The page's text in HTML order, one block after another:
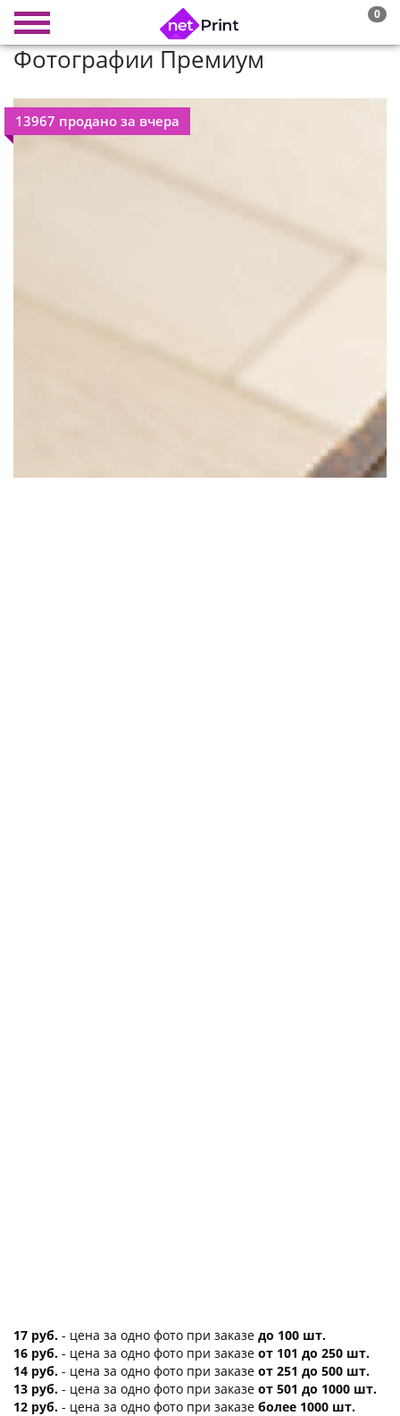
0
Фотографии Премиум
13967 продано за вчера
17 руб. - цена за одно фото при заказе до 100 шт.
16 руб. - цена за одно фото при заказе от 101 до 250 шт.
14 руб. - цена за одно фото при заказе от 251 до 500 шт.
13 руб. - цена за одно фото при заказе от 501 до 1000 шт.
12 руб. - цена за одно фото при заказе более 1000 шт.